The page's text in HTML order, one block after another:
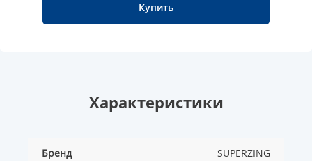
Купить
Характеристики
Бренд SUPERZING